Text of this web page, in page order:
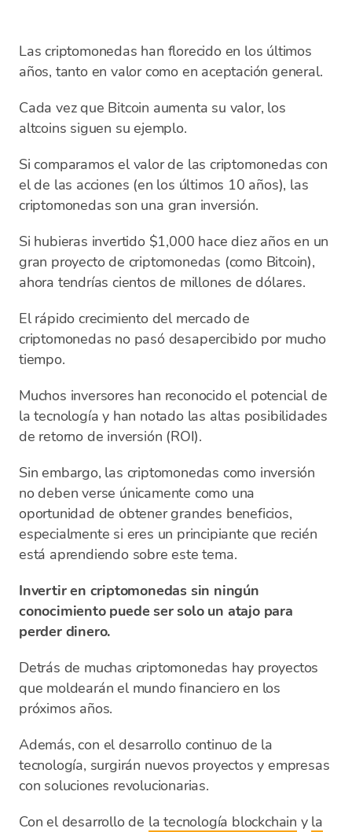
Las criptomonedas han florecido en los últimos
años, tanto en valor como en aceptación general.
Cada vez que Bitcoin aumenta su valor, los
altcoins siguen su ejemplo.
Si comparamos el valor de las criptomonedas con
el de las acciones (en los últimos 10 años), las
criptomonedas son una gran inversión.
Si hubieras invertido $1,000 hace diez años en un
gran proyecto de criptomonedas (como Bitcoin),
ahora tendrías cientos de millones de dólares.
El rápido crecimiento del mercado de
criptomonedas no pasó desapercibido por mucho
tiempo.
Muchos inversores han reconocido el potencial de
la tecnología y han notado las altas posibilidades
de retorno de inversión (ROI).
Sin embargo, las criptomonedas como inversión
no deben verse únicamente como una
oportunidad de obtener grandes beneficios,
especialmente si eres un principiante que recién
está aprendiendo sobre este tema.
Invertir en criptomonedas sin ningún
conocimiento puede ser solo un atajo para
perder dinero.
Detrás de muchas criptomonedas hay proyectos
que moldearán el mundo financiero en los
próximos años.
Además, con el desarrollo continuo de la
tecnología, surgirán nuevos proyectos y empresas
con soluciones revolucionarias.
Con el desarrollo de la tecnología blockchain y la